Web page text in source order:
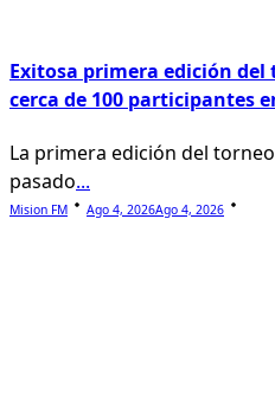
Exitosa primera edición
cerca de 100 participantes
La primera edición del
pasado...
Mision FM Ago 4, 2026Ago 4, 2026